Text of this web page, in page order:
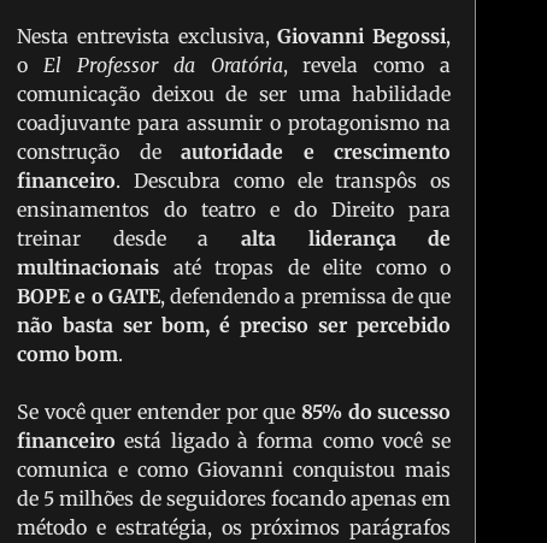
Nesta entrevista exclusiva,Giovanni Begossi,
o El Professor da Oratória, revela como a
comunicação deixou de ser uma habilidade
coadjuvante para assumir o protagonismo na
construção deautoridade e crescimento
financeiro. Descubra como ele transpôs os
ensinamentos do teatro e do Direito para
treinar desde a alta liderança de
multinacionais até tropas de elite como o
BOPE e o GATE, defendendo a premissa de que
não basta ser bom, é preciso ser percebido
como bom.
Se você quer entender por que 85% do sucesso
financeiro está ligado à forma como você se
comunica e como Giovanni conquistou mais
de 5 milhões de seguidores focando apenas em
método e estratégia, os próximos parágrafos